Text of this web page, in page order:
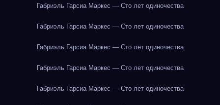
Габриэль Гарсиа Маркес — Сто лет одиночества
Габриэль Гарсиа Маркес — Сто лет одиночества
Габриэль Гарсиа Маркес — Сто лет одиночества
Габриэль Гарсиа Маркес — Сто лет одиночества
Габриэль Гарсиа Маркес — Сто лет одиночества